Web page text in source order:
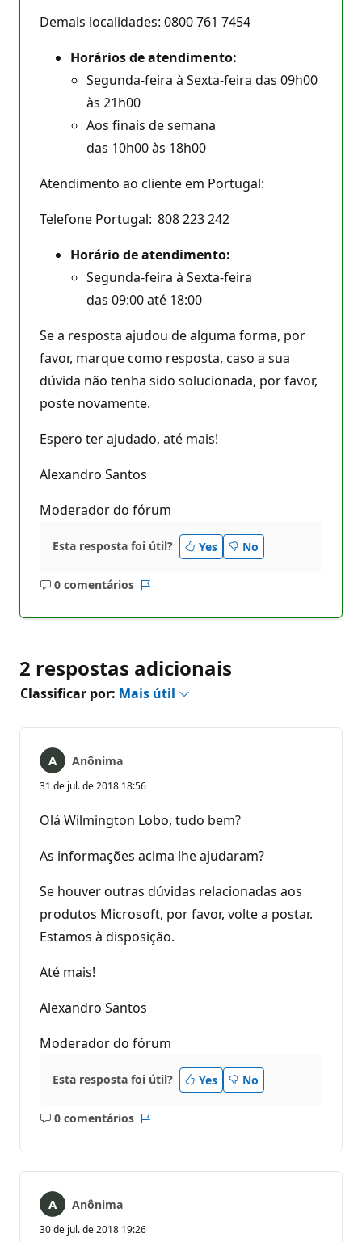
Demais localidades: 0800 761 7454
Horários de atendimento:
Segunda-feira à Sexta-feira das 09h00
às 21h00
Aos finais de semana
das 10h00 às 18h00
Atendimento ao cliente em Portugal:
Telefone Portugal: 808 223 242
Horário de atendimento:
Segunda-feira à Sexta-feira
das 09:00 até 18:00
Se a resposta ajudou de alguma forma, por
favor, marque como resposta, caso a sua
dúvida não tenha sido solucionada, por favor,
poste novamente.
Espero ter ajudado, até mais!
Alexandro Santos
Moderador do fórum
Esta resposta foi útil? Yes No
0 comentários
Sem
2 respostas adicionais
Classificar por: Mais útil
Anônima
31 de jul. de 2018 18:56
Olá Wilmington Lobo, tudo bem?
As informações acima lhe ajudaram?
Se houver outras dúvidas relacionadas aos
produtos Microsoft, por favor, volte a postar.
Estamos à disposição.
Até mais!
Alexandro Santos
Moderador do fórum
Esta resposta foi útil? Yes No
0 comentários
Sem
Anônima
30 de jul. de 2018 19:26